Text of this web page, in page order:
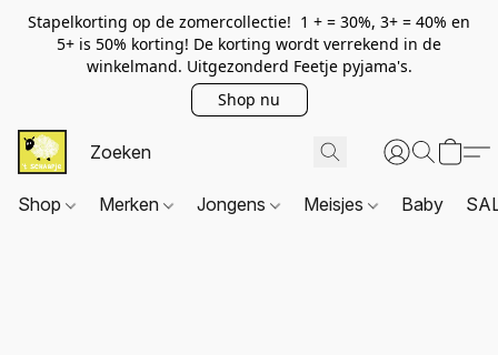
Stapelkorting op de zomercollectie! 1 + = 30%, 3+ = 40% en
5+ is 50% korting! De korting wordt verrekend in de
winkelmand. Uitgezonderd Feetje pyjama's.
Shop nu
Shop Merken Jongens Meisjes Baby